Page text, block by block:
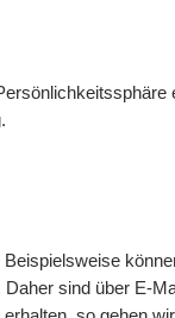
.
Daher sind über E-